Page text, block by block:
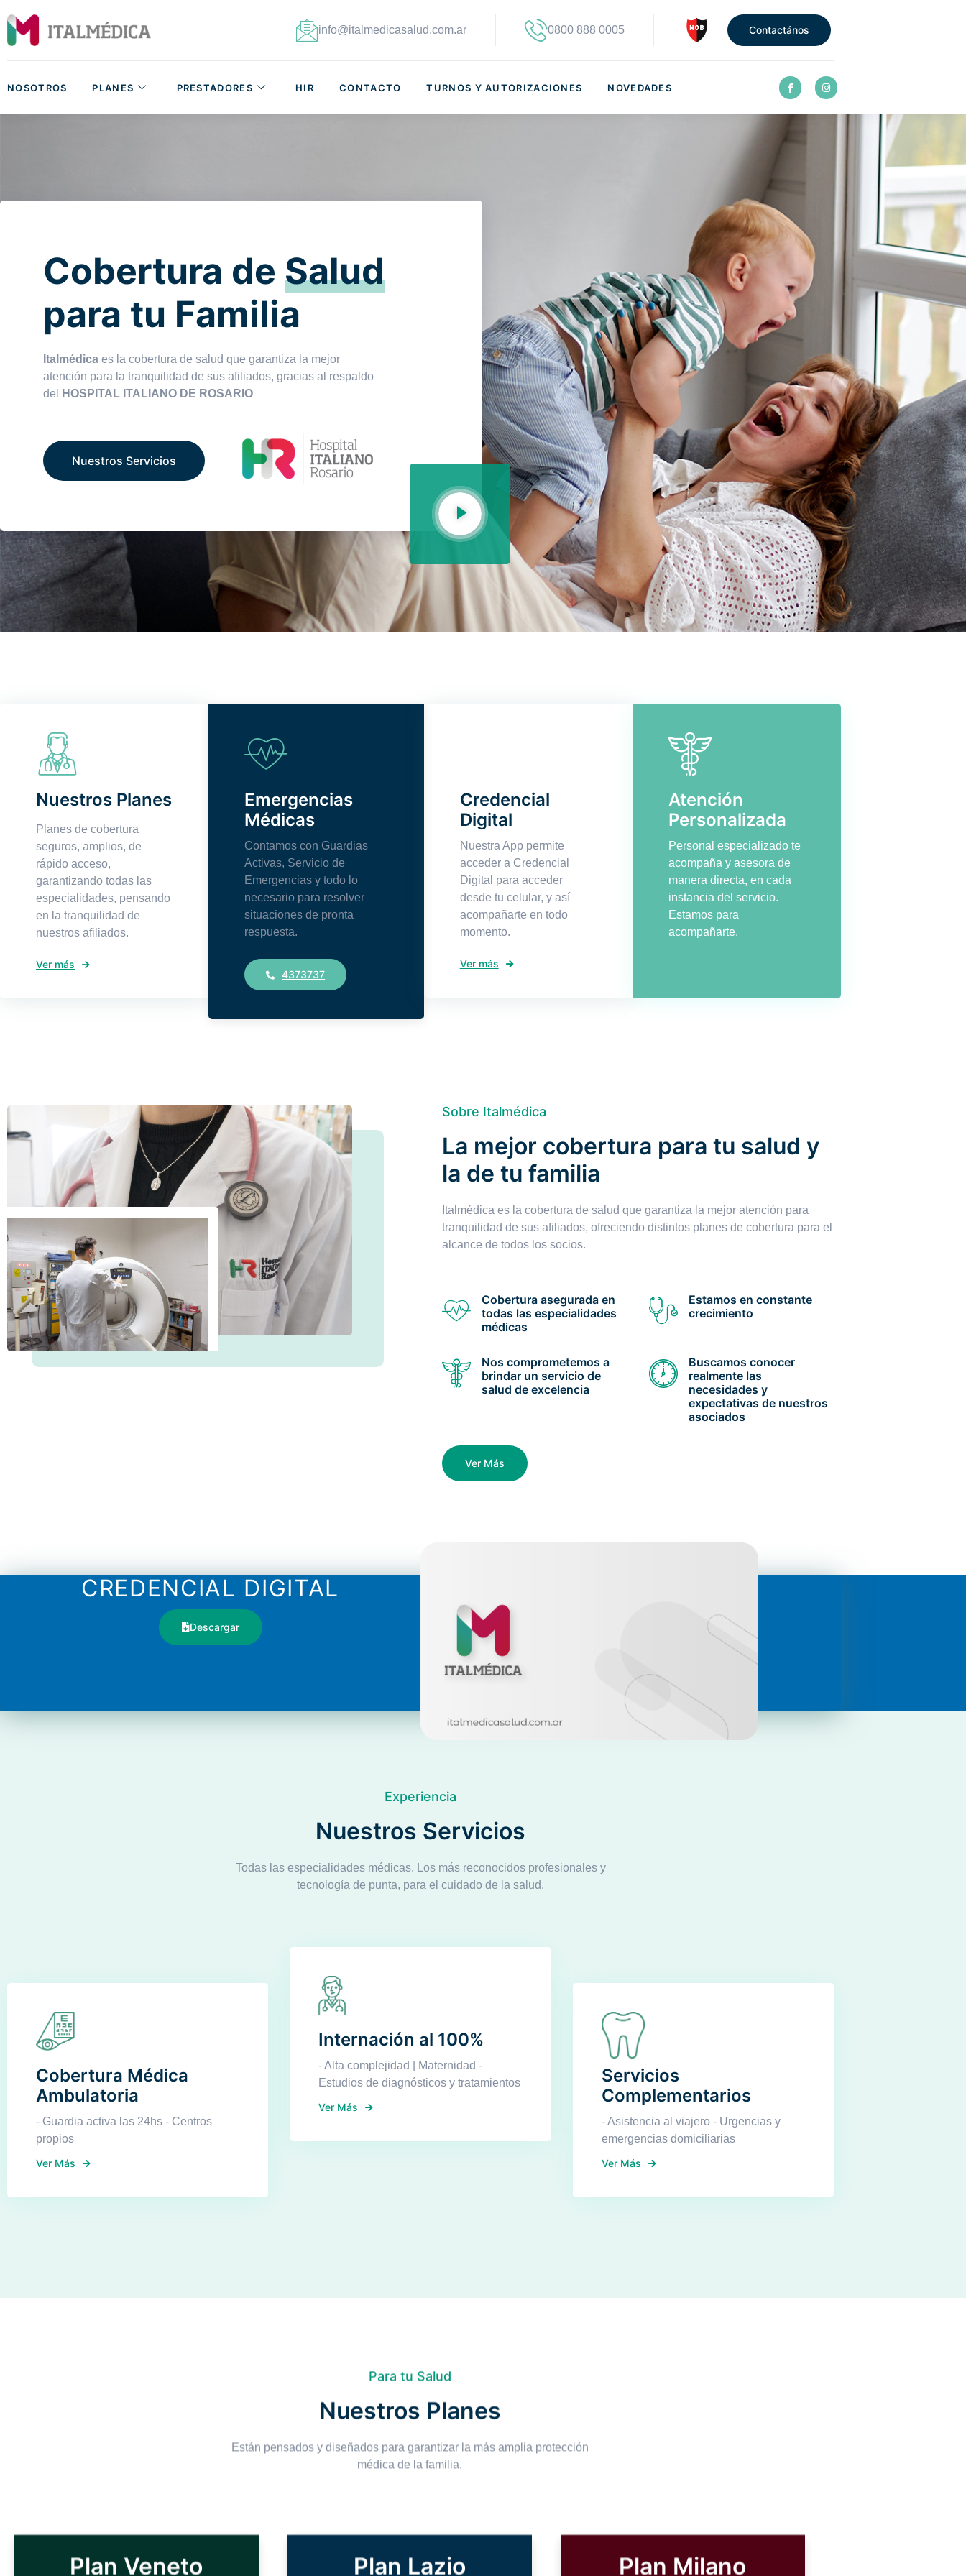
info@italmedicasalud.com.ar 0800 888 0005 Contactános
NOSOTROS PLANES PRESTADORES HIR CONTACTO TURNOS Y AUTORIZACIONES NOVEDADES
Cobertura de Salud
para tu Familia
Italmédica es la cobertura de salud que garantiza la mejor
atención para la tranquilidad de sus afiliados, gracias al respaldo
del
HOSPITAL ITALIANO DE ROSARIO
Nuestros Servicios
Nuestros Planes
Planes de cobertura
seguros, amplios, de
rápido acceso,
garantizando todas las
especialidades, pensando
en la tranquilidad de
nuestros afiliados.
Ver más
Emergencias
Médicas
Contamos con Guardias
Activas, Servicio de
Emergencias y todo lo
necesario para resolver
situaciones de pronta
respuesta.
4373737
Credencial
Digital
Nuestra App permite
acceder a Credencial
Digital para acceder
desde tu celular, y así
acompañarte en todo
momento.
Ver más
Atención
Personalizada
Personal especializado te
acompaña y asesora de
manera directa, en cada
instancia del servicio.
Estamos para
acompañarte.
Sobre Italmédica
La mejor cobertura para tu salud y
la de tu familia
Italmédica es la cobertura de salud que garantiza la mejor atención para
tranquilidad de sus afiliados, ofreciendo distintos planes de cobertura para el
alcance de todos los socios.
Cobertura asegurada en
todas las especialidades
médicas
Estamos en constante
crecimiento
Nos comprometemos a
brindar un servicio de
salud de excelencia
Buscamos conocer
realmente las
necesidades y
expectativas de nuestros
asociados
Ver Más
CREDENCIAL DIGITAL
Descargar
Experiencia
Nuestros Servicios
Todas las especialidades médicas. Los más reconocidos profesionales y
tecnología de punta, para el cuidado de la salud.
Cobertura Médica
Ambulatoria
- Guardia activa las 24hs - Centros
propios
Ver Más
Internación al 100%
- Alta complejidad | Maternidad -
Estudios de diagnósticos y tratamientos
Ver Más
Servicios
Complementarios
- Asistencia al viajero - Urgencias y
emergencias domiciliarias
Ver Más
Para tu Salud
Nuestros Planes
Están pensados y diseñados para garantizar la más amplia protección
médica de la familia.
Plan Veneto Plan Lazio Plan Milano